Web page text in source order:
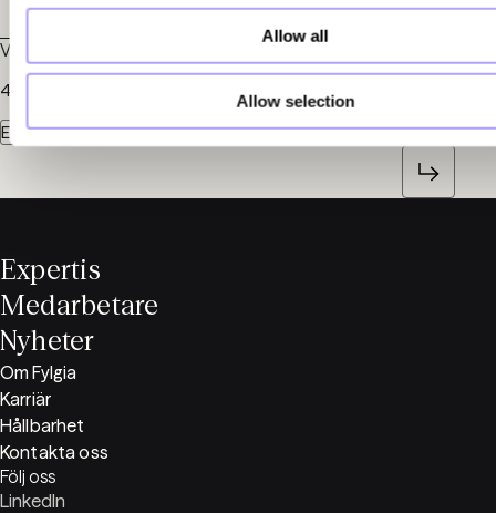
Allow all
Allow selection
4 december 2023
Entreprenad och Infrastruktur
Viktigaste ändringarna i AMA Anläggning 23
Expertis
Medarbetare
Nyheter
Följ oss
LinkedIn
Om Fylgia
Karriär
Hållbarhet
Kontakta oss